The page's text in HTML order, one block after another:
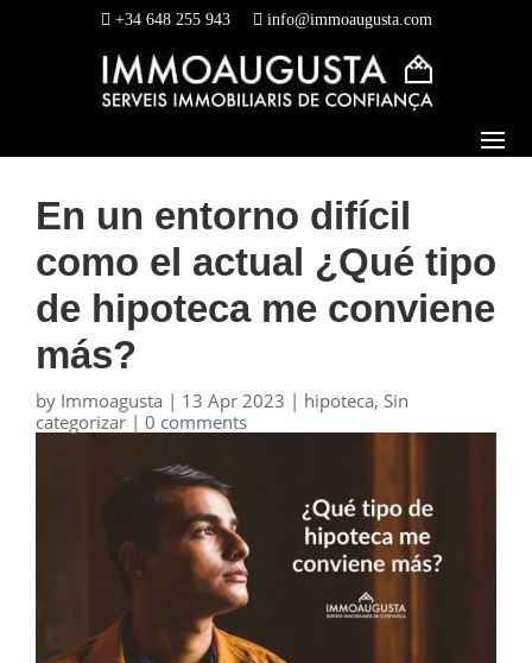
+34 648 255 943 info@immoaugusta.com
En un entorno difícil
como el actual ¿Qué tipo
de hipoteca me conviene
más?
by Immoagusta | 13 Apr 2023 | hipoteca, Sin
categorizar | 0 comments